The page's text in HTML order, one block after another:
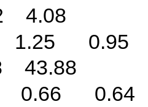
4.08
0.95
43.88
0.66 0.64